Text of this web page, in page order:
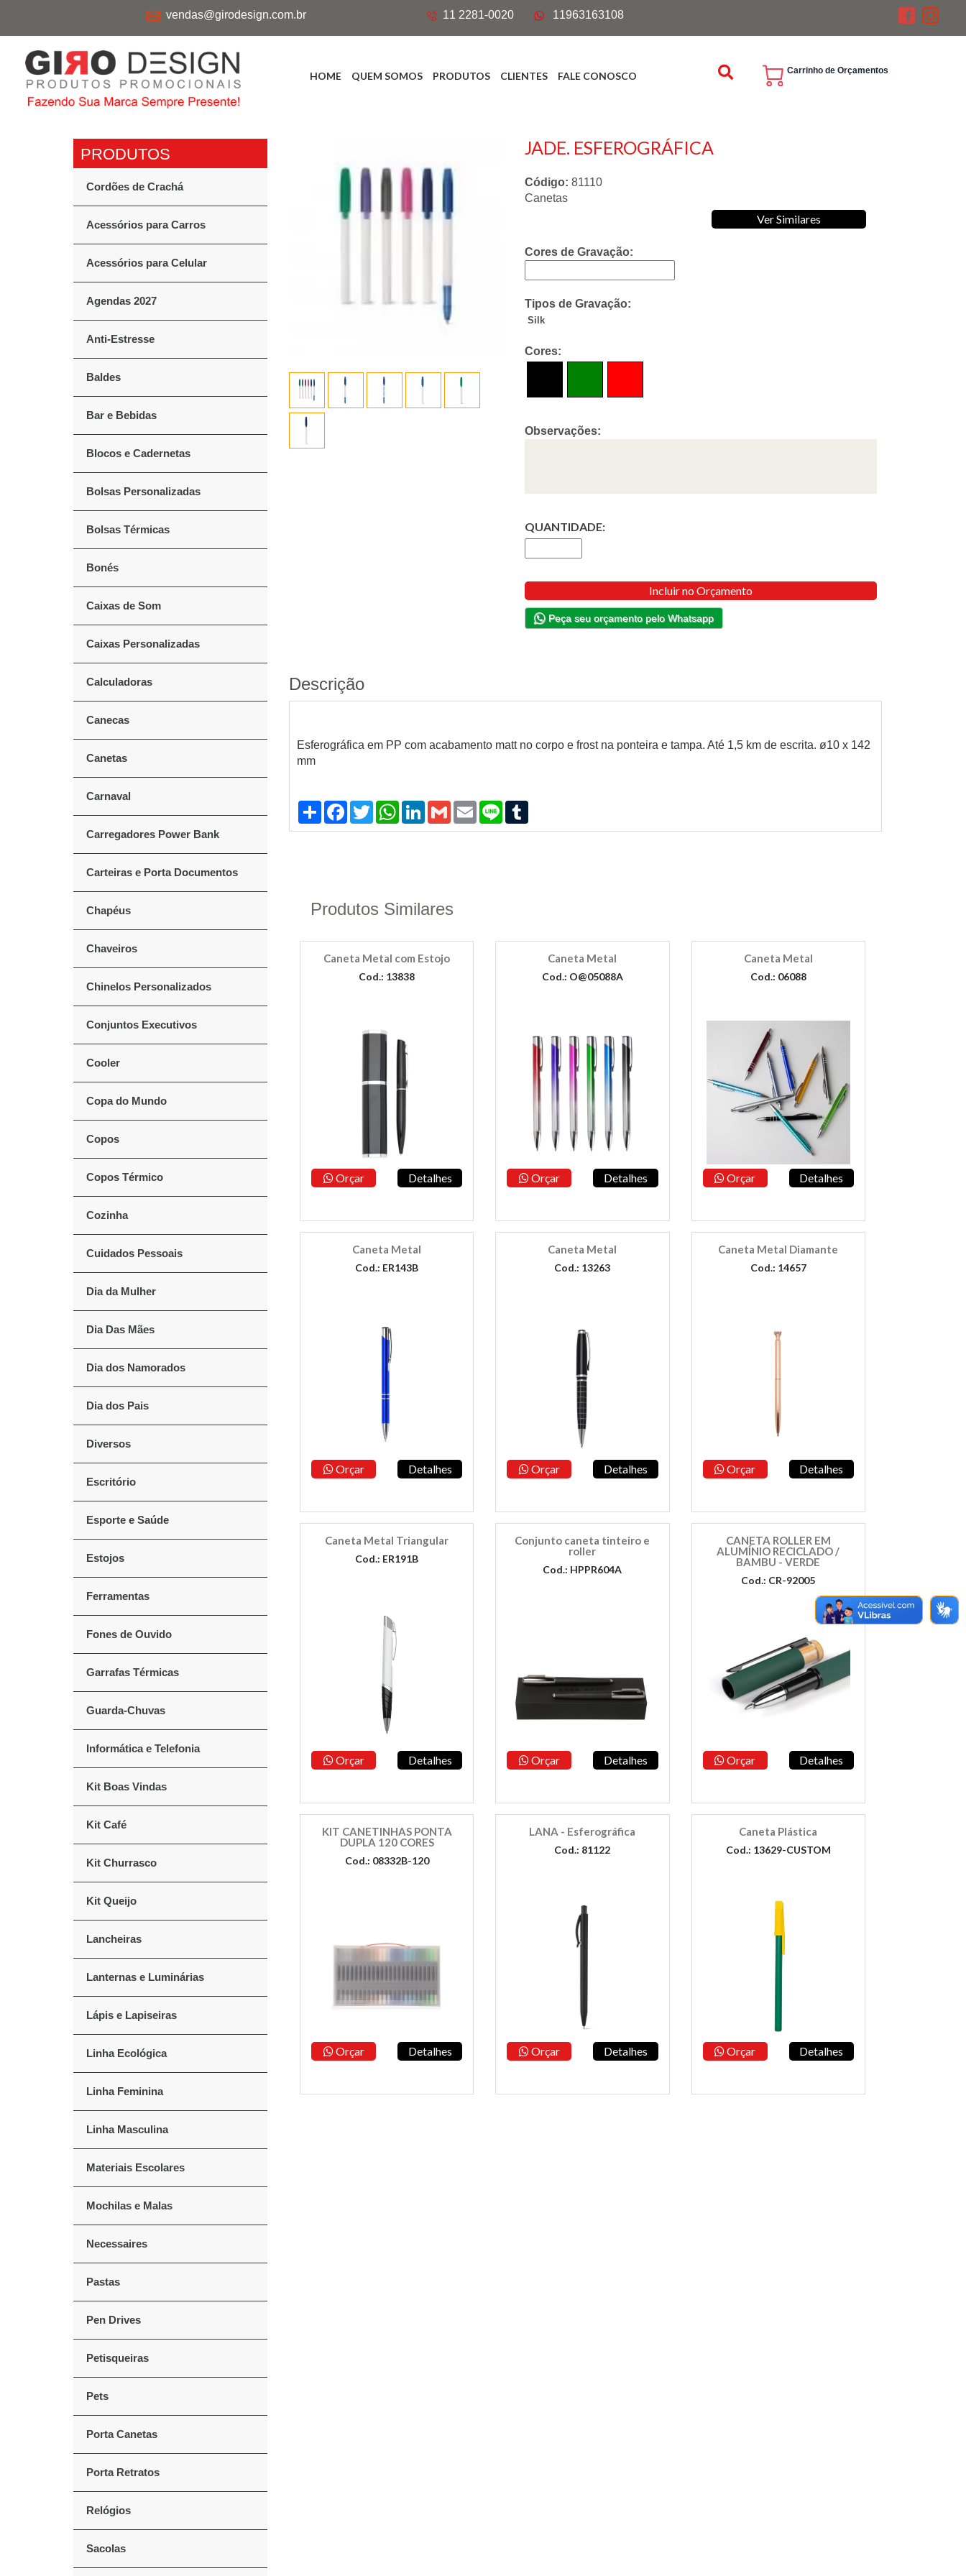
vendas@girodesign.com.br 11 2281-0020 11963163108
HOME QUEM SOMOS PRODUTOS CLIENTES FALE CONOSCO Carrinho de Orçamentos
Cordões de Crachá
Acessórios para Carros
Acessórios para Celular
Agendas 2027
Anti-Estresse
Baldes
Bar e Bebidas
Blocos e Cadernetas
Bolsas Personalizadas
Bolsas Térmicas
Bonés
Caixas de Som
Caixas Personalizadas
Calculadoras
Canecas
Canetas
Carnaval
Carregadores Power Bank
Carteiras e Porta Documentos
Chapéus
Chaveiros
Chinelos Personalizados
Conjuntos Executivos
Cooler
Copa do Mundo
Copos
Copos Térmico
Cozinha
Cuidados Pessoais
Dia da Mulher
Dia Das Mães
Dia dos Namorados
Dia dos Pais
Diversos
Escritório
Esporte e Saúde
Estojos
Ferramentas
Fones de Ouvido
Garrafas Térmicas
Guarda-Chuvas
Informática e Telefonia
Kit Boas Vindas
Kit Café
Kit Churrasco
Kit Queijo
Lancheiras
Lanternas e Luminárias
Lápis e Lapiseiras
Linha Ecológica
Linha Feminina
Linha Masculina
Materiais Escolares
Mochilas e Malas
Necessaires
Pastas
Pen Drives
Petisqueiras
Pets
Porta Canetas
Porta Retratos
Relógios
Sacolas
JADE. ESFEROGRÁFICA
Código: 81110
Canetas
Ver Similares
Cores de Gravação:
Tipos de Gravação:
Silk
Cores:
Observações:
QUANTIDADE:
Incluir no Orçamento
Peça seu orçamento pelo Whatsapp
Descrição
Esferográfica em PP com acabamento matt no corpo e frost na ponteira e tampa. Até 1,5 km de escrita. ø10 x 142
mm
Compartilhar
Facebook
TwitterWhatsApp
LinkedIn
GmailEmailLine
Produtos Similares
Caneta Metal com Estojo
Cod.: 13838
Orçar Detalhes
Caneta Metal
Cod.: O@05088A
Orçar Detalhes
Caneta Metal
Cod.: 06088
Orçar Detalhes
Caneta Metal
Cod.: ER143B
Orçar Detalhes
Caneta Metal
Cod.: 13263
Orçar Detalhes
Caneta Metal Diamante
Cod.: 14657
Orçar Detalhes
Caneta Metal Triangular
Cod.: ER191B
Orçar Detalhes
Conjunto caneta tinteiro e
roller
Cod.: HPPR604A
Orçar Detalhes
CANETA ROLLER EM
ALUMÍNIO RECICLADO /
BAMBU - VERDE
Cod.: CR-92005
Orçar Detalhes
KIT CANETINHAS PONTA
DUPLA 120 CORES
Cod.: 08332B-120
Orçar Detalhes
LANA - Esferográfica
Cod.: 81122
Orçar Detalhes
Caneta Plástica
Cod.: 13629-CUSTOM
Orçar Detalhes